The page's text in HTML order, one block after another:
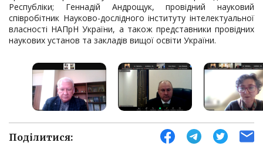
Республіки; Геннадій Андрощук, провідний науковий
співробітник Науково-дослідного інституту інтелектуальної
власності НАПрН України, а також представники провідних
наукових установ та закладів вищої освіти України.
Поділитися: